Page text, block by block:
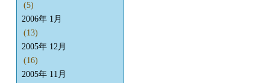
(5)
2006年 1月
(13)
2005年 12月
(16)
2005年 11月